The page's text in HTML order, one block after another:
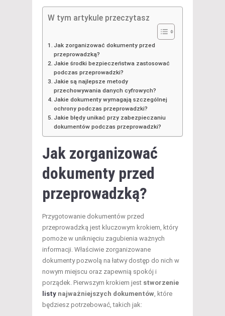
W tym artykule przeczytasz
Jak zorganizować dokumenty przed
przeprowadzką?
Jakie środki bezpieczeństwa zastosować
podczas przeprowadzki?
Jakie są najlepsze metody
przechowywania danych cyfrowych?
Jakie dokumenty wymagają szczególnej
ochrony podczas przeprowadzki?
Jakie błędy unikać przy zabezpieczaniu
dokumentów podczas przeprowadzki?
Jak zorganizować
dokumenty przed
przeprowadzką?
Przygotowanie dokumentów przed
przeprowadzką jest kluczowym krokiem, który
pomoże w uniknięciu zagubienia ważnych
informacji. Właściwie zorganizowane
dokumenty pozwolą na łatwy dostęp do nich w
nowym miejscu oraz zapewnią spokój i
porządek. Pierwszym krokiem jest stworzenie
listy najważniejszych dokumentów , które
będziesz potrzebować, takich jak: